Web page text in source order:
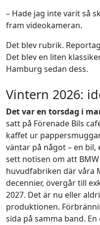
– Hade jag inte varit så
fram videokameran.
Det blev rubrik.
Det blev en liten
Hamburg sedan dess.
Vintern 2026:
Det var en torsdag i
satt på Förenade Bils
kaffet ur
väntar på något – en bil,
sett notisen om att
huvudfabriken där våra
decennier, övergår till
2027. Det är nu eller
produktionen.
sida på samma band.